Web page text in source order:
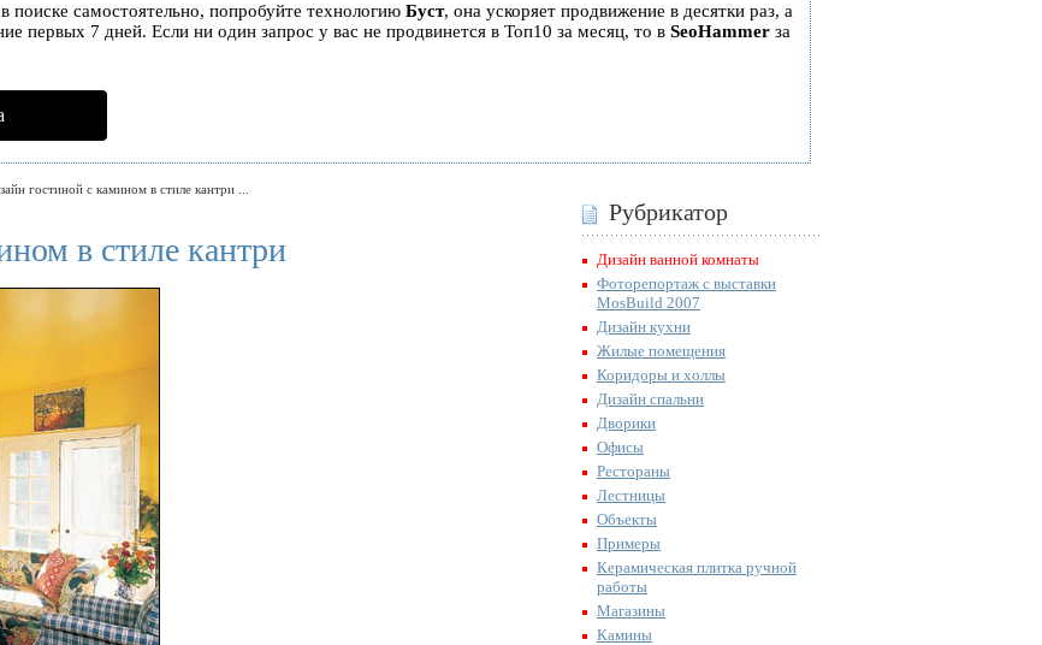
поиске самостоятельно, попробуйте технологию Буст, она ускоряет продвижение в десятки раз, а
первых 7 дней. Если ни один запрос у вас не продвинется в Топ10 за месяц, то в SeoHammer за
гостиной с камином в стиле кантри ...
в стиле кантри
Рубрикатор
Дизайн ванной комнаты
Фоторепортаж с выставки
MosBuild 2007
Дизайн кухни
Жилые помещения
Коридоры и холлы
Дизайн спальни
Дворики
Офисы
Рестораны
Лестницы
Объекты
Примеры
Керамическая плитка ручной
работы
Магазины
Камины